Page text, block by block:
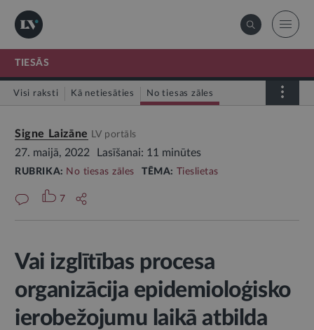
TIESĀS
Visi raksti Kā netiesāties No tiesas zāles
Signe Laizāne LV portāls
27. maijā, 2022 Lasīšanai: 11 minūtes
RUBRIKA: No tiesas zāles TĒMA: Tieslietas
7
Vai izglītības procesa
organizācija epidemioloģisko
ierobežojumu laikā atbilda